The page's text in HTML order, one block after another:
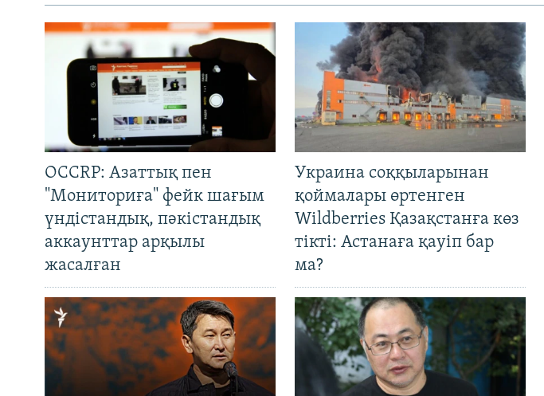
OCCRP: Азаттық пен
"Мониториға" фейк шағым
үндістандық, пәкістандық
аккаунттар арқылы
жасалған
Украина соққыларынан
қоймалары өртенген
Wildberries Қазақстанға көз
тікті: Астанаға қауіп бар
ма?